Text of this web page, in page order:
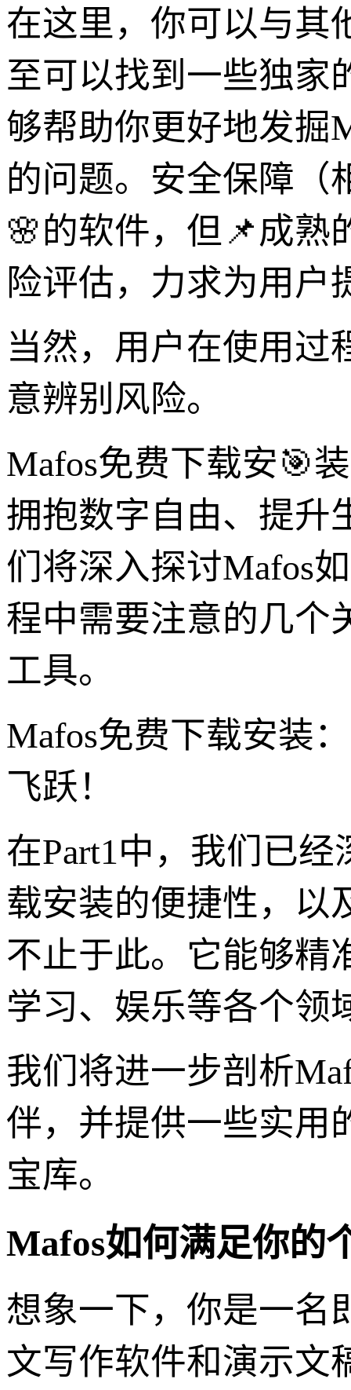
在这里，你可以与其
至可以找到一些独家
够帮助你更好地发掘
的问题。安全保障（
🌸的软件，但📌成熟
险评估，力求为用户
当然，用户在使用过
意辨别风险。
Mafos免费下载安🎯
拥抱数字自由、提升
们将深入探讨Mafos
程中需要注意的几个
工具。
Mafos免费下载安装
飞跃！
在Part1中，我们已
载安装的便捷性，以
不止于此。它能够精
学习、娱乐等各个领
我们将进一步剖析
伴，并提供一些实用
宝库。
Mafos如何满足你的
想象一下，你是一名
文写作软件和演示文